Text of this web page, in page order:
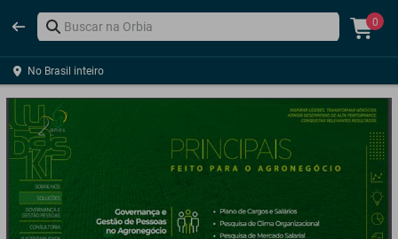
0
No Brasil inteiro